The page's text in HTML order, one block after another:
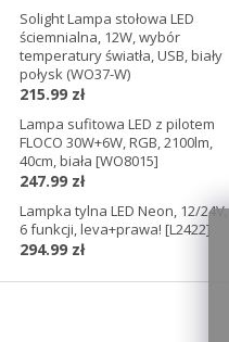
Solight Lampa stołowa LED
ściemnialna, 12W, wybór
temperatury światła, USB, biały
połysk (WO37-W)
215.99 zł
Lampa sufitowa LED z pilotem
FLOCO 30W+6W, RGB, 2100lm,
40cm, biała [WO8015]
247.99 zł
Lampka tylna LED Neon, 12/24V,
6 funkcji, leva+prawa! [L2422]
294.99 zł